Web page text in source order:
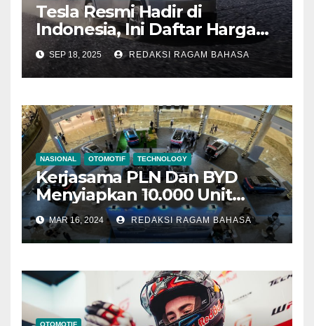
Tesla Resmi Hadir di
Indonesia, Ini Daftar Harga
dan Teknologi Unggulannya
SEP 18, 2025 REDAKSI RAGAM BAHASA
NASIONAL OTOMOTIF TECHNOLOGY
Kerjasama PLN Dan BYD
Menyiapkan 10.000 Unit
Mobil Listrik Untuk Pasar
Indonesia
MAR 16, 2024 REDAKSI RAGAM BAHASA
OTOMOTIF